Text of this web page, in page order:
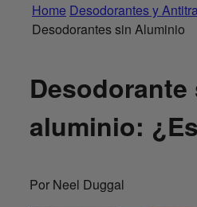
Home Desodorantes y
Desodorantes sin Aluminio
Desodorante
aluminio:
Por Neel Duggal